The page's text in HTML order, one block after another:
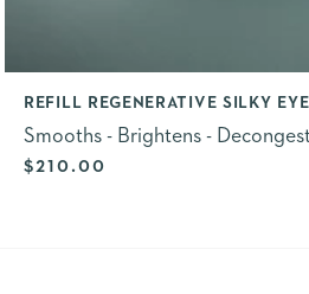
REFILL REGENERATIVE SILKY
Smooths - Brightens -
Selling price
$210.00